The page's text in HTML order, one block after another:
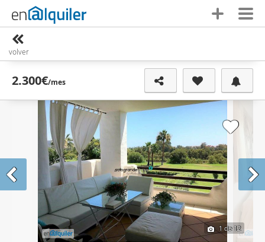
volver
2.300€/mes
1 de 12